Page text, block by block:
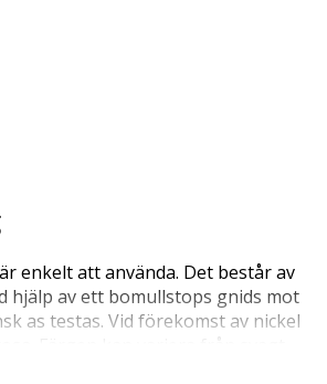
enkelt att använda. Det består av
hjälp av ett bomullstops gnids mot
as testas. Vid förekomst av nickel
Färgen kan variera från svagt
på nickelhalten i föremålet.